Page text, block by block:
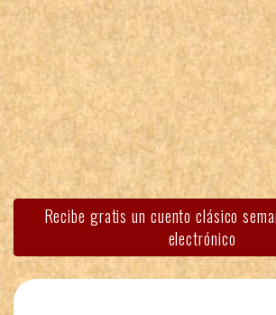
Recibe gratis un cuento clásico
electrónico